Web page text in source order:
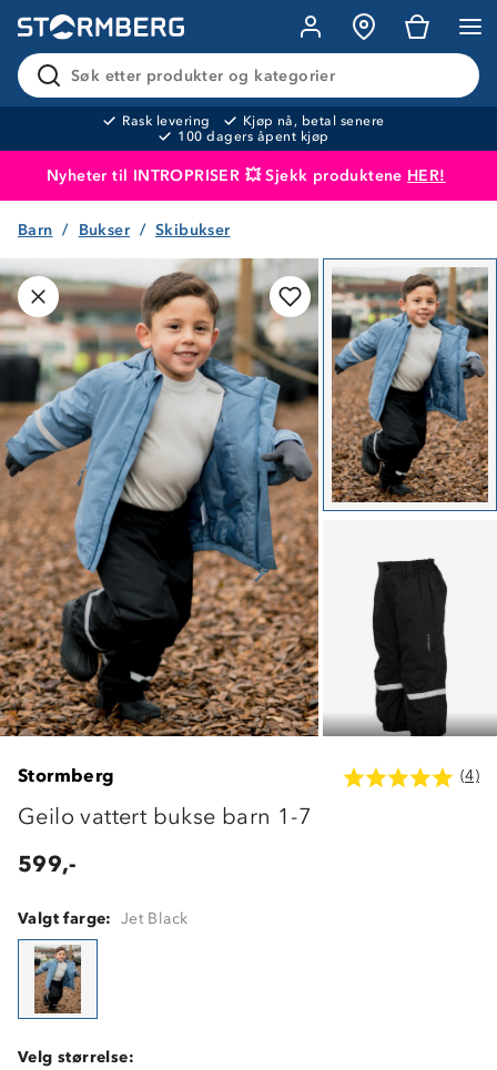
Søk etter produkter og kategorier
Rask levering
Kjøp nå, betal senere
100 dagers åpent kjøp
Nyheter til INTROPRISER 💥 Sjekk produktene HER!
Produktet er lagt i handlekurven
Barn Bukser Skibukser
Stormberg (4)
Geilo vattert bukse barn 1-7
599,-
Valgt farge: Jet Black
Velg størrelse: